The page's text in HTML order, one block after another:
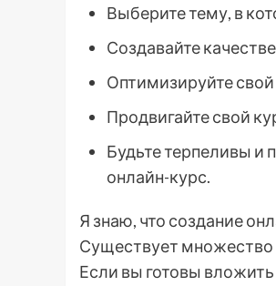
Выберите тему, в
Создавайте
Оптимизируйте
Продвигайте свой
Будьте терпеливы и
онлайн-курс.
Я знаю, что создание
Существует множество
Если вы готовы